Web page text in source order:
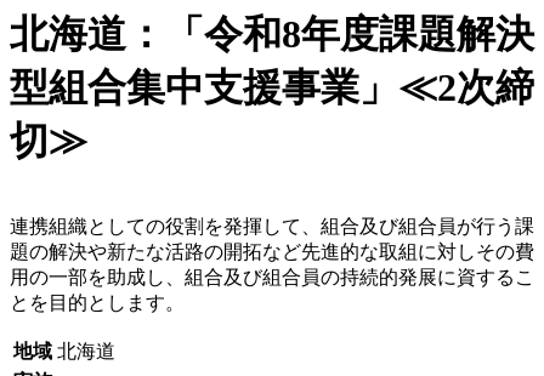
北海道：「令和8年度課題解決
型組合集中支援事業」≪2次締
切≫
連携組織としての役割を発揮して、組合及び組合員が行う課
題の解決や新たな活路の開拓など先進的な取組に対しその費
用の一部を助成し、組合及び組合員の持続的発展に資するこ
とを目的とします。
地域 北海道